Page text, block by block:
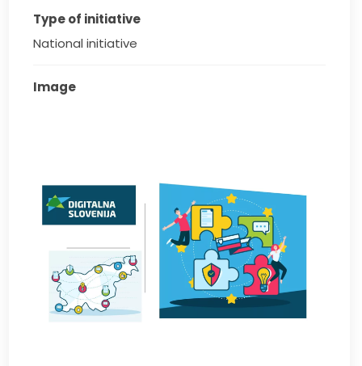
Type of initiative
National initiative
Image